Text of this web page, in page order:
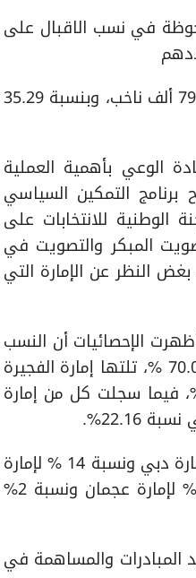
المجلس الوطني الاتحادي لسنة 2015 زيادة ملحوظة في نسب الاقبال على
224,281 ناخباً. وقد بلغ عدد الناخبين الذين أدلوا بأصواتهم في الانتخابات 79.157 ألف ناخب، وبنسبة 35.29
الإقبال على التصويت في انتخابات 2015 إلى زيادة الوعي بأهمية العملية
برنامج التمكين السياسي
الوطنية للانتخابات على
المبكر والتصويت في
النظر عن الإمارة التي
الإحصائيات أن النسب
الأكبر للمشاركة حسب أعداد الهيئات الانتخابية تركزت في أم القيوين بنسبة 70.05 %، تلتها إمارة الفجيرة
% وعجمان بنسبة 49.79% ثم إمارة رأس الخيمة بنسبة 41.85 %، فيما سجلت كل من إمارة
وبحسب التقرير فقد توزع الناخبون بنسبة 40 % لإمارة أبوظبي ونسبة 24 % لإمارة دبي ونسبة 14 % لإمارة
الشارقة ونسبة 12 % لإمارة رأس الخيمة ونسبة 5% لإمارة الفجيرة ونسبة 3% لإمارة عجمان ونسبة 2%
المبادرات والمساهمة في